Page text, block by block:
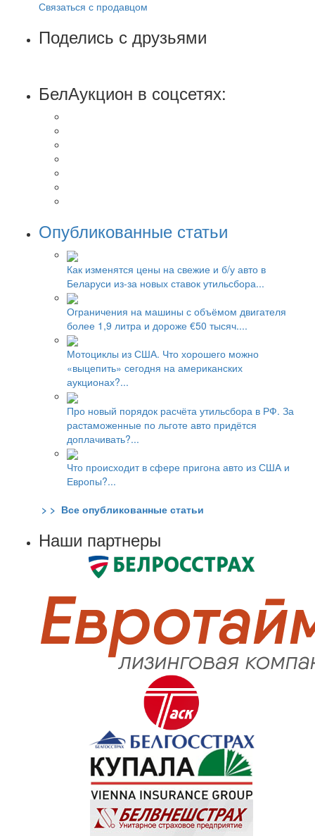
Связаться с продавцом
Поделись с друзьями
БелАукцион в соцсетях:
Опубликованные статьи
Как изменятся цены на свежие и б/у авто в
Беларуси из-за новых ставок утильсбора...
Ограничения на машины с объёмом двигателя
более 1,9 литра и дороже €50 тысяч....
Мотоциклы из США. Что хорошего можно
«выцепить» сегодня на американских
аукционах?...
Про новый порядок расчёта утильсбора в РФ. За
растаможенные по льготе авто придётся
доплачивать?...
Что происходит в сфере пригона авто из США и
Европы?...
> > Все опубликованные статьи
Наши партнеры